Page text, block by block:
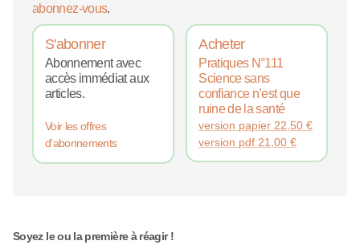
abonnez-vous.
S'abonner
Abonnement avec
accès immédiat aux
articles.
Voir les offres
d'abonnements
Acheter
Pratiques N°111
Science sans
confiance n’est que
ruine de la santé
version papier 22,50€
version pdf 21,00€
Soyez le ou la première à réagir !